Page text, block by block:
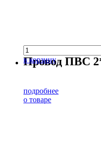
в корзину
Провод ПВС
подробнее
о товаре